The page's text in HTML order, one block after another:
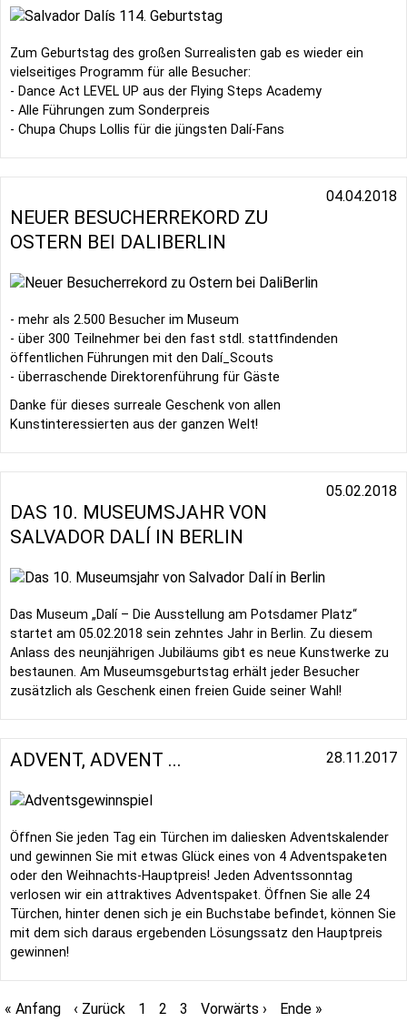
Zum Geburtstag des großen Surrealisten gab es wieder ein
vielseitiges Programm für alle Besucher:
- Dance Act LEVEL UP aus der Flying Steps Academy
- Alle Führungen zum Sonderpreis
- Chupa Chups Lollis für die jüngsten Dalí-Fans
04.04.2018
NEUER BESUCHERREKORD ZU
OSTERN BEI DALIBERLIN
- mehr als 2.500 Besucher im Museum
- über 300 Teilnehmer bei den fast stdl. stattfindenden
öffentlichen Führungen mit den Dalí_Scouts
- überraschende Direktorenführung für Gäste
Danke für dieses surreale Geschenk von allen
Kunstinteressierten aus der ganzen Welt!
05.02.2018
DAS 10. MUSEUMSJAHR VON
SALVADOR DALÍ IN BERLIN
Das Museum „Dalí – Die Ausstellung am Potsdamer Platz“
startet am 05.02.2018 sein zehntes Jahr in Berlin. Zu diesem
Anlass des neunjährigen Jubiläums gibt es neue Kunstwerke zu
bestaunen. Am Museumsgeburtstag erhält jeder Besucher
zusätzlich als Geschenk einen freien Guide seiner Wahl!
28.11.2017
ADVENT, ADVENT ...
Öffnen Sie jeden Tag ein Türchen im daliesken Advents­kalender
und gewinnen Sie mit etwas Glück eines von 4 Advents­paketen
oder den Weihnachts-Hauptpreis! Jeden Adventssonntag
verlosen wir ein attraktives Advents­paket. Öffnen Sie alle 24
Türchen, hinter denen sich je ein Buchstabe befindet, können Sie
mit dem sich daraus ergebenden Lösungssatz den Hauptpreis
gewinnen!
Erste
« Anfang
Vorherige
‹ Zurück Page
1
Aktuelle
2 Page
3
Nächste
Vorwärts ›
Letzte
Ende »